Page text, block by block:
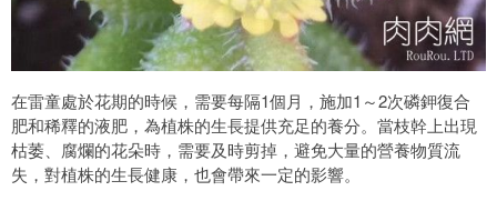
在雷童處於花期的時候，需要每隔1個月，施加1～2次磷鉀復合
肥和稀釋的液肥，為植株的生長提供充足的養分。當枝幹上出現
枯萎、腐爛的花朵時，需要及時剪掉，避免大量的營養物質流
失，對植株的生長健康，也會帶來一定的影響。